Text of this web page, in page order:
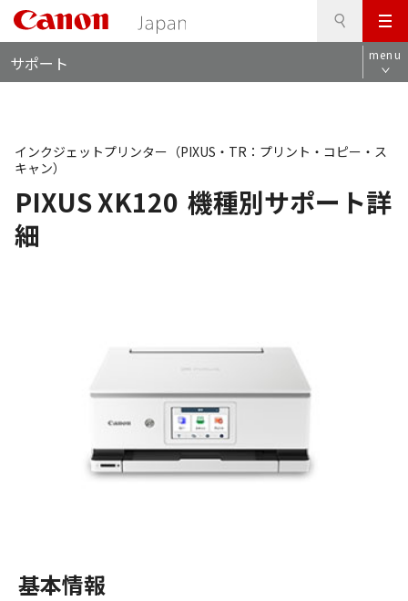
メ
ニ
ュ
サポート menu
PIXUS XK120 機種別サポート詳
細
インクジェットプリンター（PIXUS・TR：プリント・コピー・ス
キャン）
基本情報